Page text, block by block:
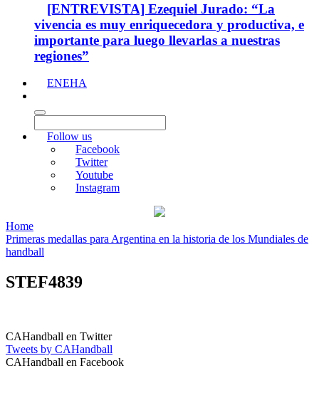
[ENTREVISTA] Ezequiel Jurado: “La
vivencia es muy enriquecedora y productiva, e
importante para luego llevarlas a nuestras
regiones”
ENEHA
Follow us
Facebook
Twitter
Youtube
Instagram
Home
Primeras medallas para Argentina en la historia de los Mundiales de
handball
STEF4839
CAHandball en Twitter
Tweets by CAHandball
CAHandball en Facebook